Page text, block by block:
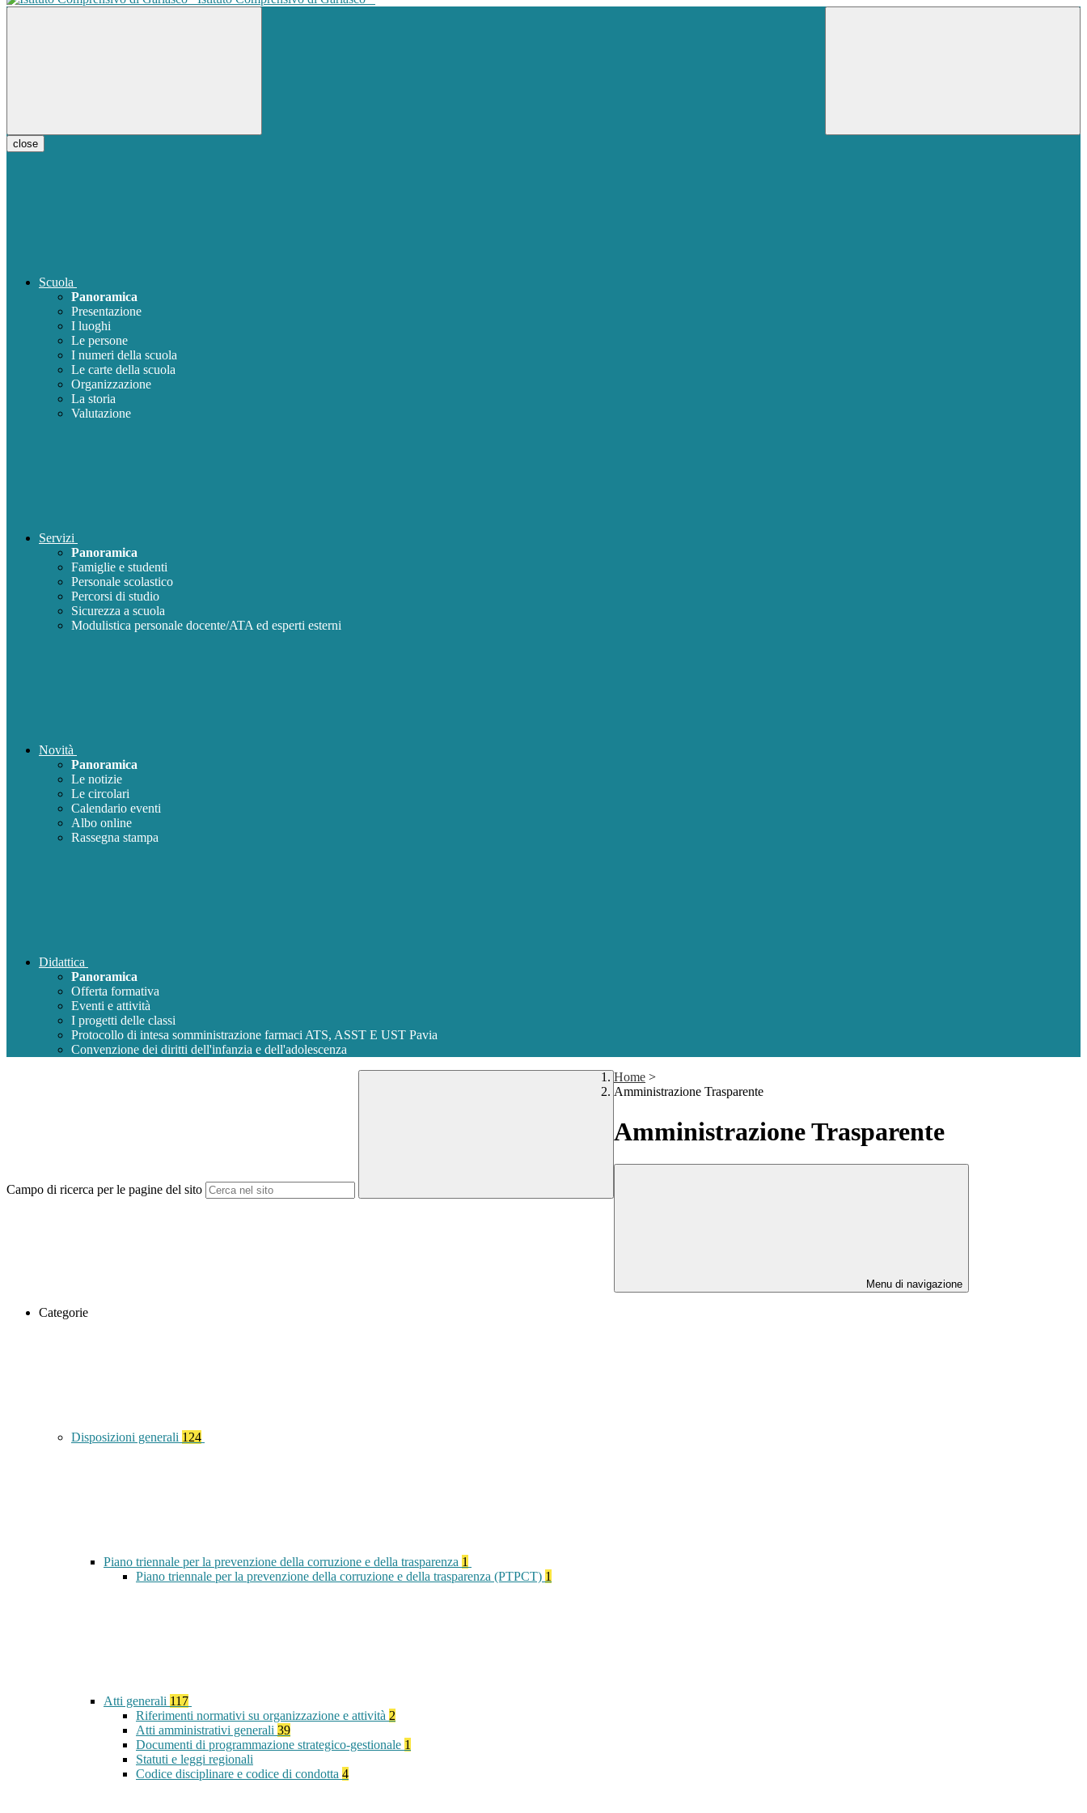
close
Scuola
Panoramica
Presentazione
I luoghi
Le persone
I numeri della scuola
Le carte della scuola
Organizzazione
La storia
Valutazione
Servizi
Panoramica
Famiglie e studenti
Personale scolastico
Percorsi di studio
Sicurezza a scuola
Modulistica personale docente/ATA ed esperti esterni
Novità
Panoramica
Le notizie
Le circolari
Calendario eventi
Albo online
Rassegna stampa
Didattica
Panoramica
Offerta formativa
Eventi e attività
I progetti delle classi
Protocollo di intesa somministrazione farmaci ATS, ASST E UST Pavia
Convenzione dei diritti dell'infanzia e dell'adolescenza
Campo di ricerca per le pagine del sito
Home >
Amministrazione Trasparente
Amministrazione Trasparente
Menu di navigazione
Categorie
Disposizioni generali 124
Piano triennale per la prevenzione della corruzione e della trasparenza 1
Piano triennale per la prevenzione della corruzione e della trasparenza (PTPCT) 1
Atti generali 117
Riferimenti normativi su organizzazione e attività 2
Atti amministrativi generali 39
Documenti di programmazione strategico-gestionale 1
Statuti e leggi regionali
Codice disciplinare e codice di condotta 4